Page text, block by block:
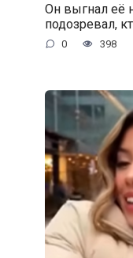
Он выгнал её
подозревал,
0 398